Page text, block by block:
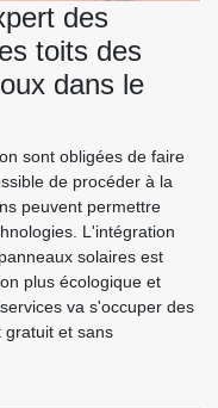
des
toits des
dans le
sont obligées de faire
de procéder à la
peuvent permettre
L'intégration
solaires est
plus écologique et
va s'occuper des
gratuit et sans